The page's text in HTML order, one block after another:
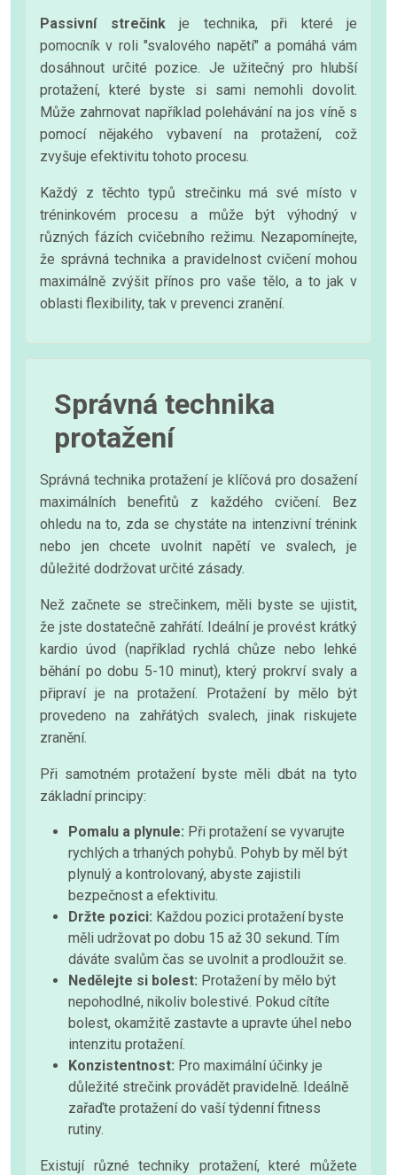
Passivní strečinkje technika, při které je
pomocník v roli "svalového napětí" a pomáhá vám
dosáhnout určité pozice. Je užitečný pro hlubší
protažení, které byste si sami nemohli dovolit.
Může zahrnovat například polehávání na jos víně s
pomocí nějakého vybavení na protažení, což
zvyšuje efektivitu tohoto procesu.
Každý z těchto typů strečinku má své místo v
tréninkovém procesu a může být výhodný v
různých fázích cvičebního režimu. Nezapomínejte,
že správná technika a pravidelnost cvičení mohou
maximálně zvýšit přínos pro vaše tělo, a to jak v
oblasti flexibility, tak v prevenci zranění.
Správná technika
protažení
Správná technika protažení je klíčová pro dosažení
maximálních benefitů z každého cvičení. Bez
ohledu na to, zda se chystáte na intenzivní trénink
nebo jen chcete uvolnit napětí ve svalech, je
důležité dodržovat určité zásady.
Než začnete se strečinkem, měli byste se ujistit,
že jste dostatečně zahřátí. Ideální je provést krátký
kardio úvod (například rychlá chůze nebo lehké
běhání po dobu 5-10 minut), který prokrví svaly a
připraví je na protažení. Protažení by mělo být
provedeno na zahřátých svalech, jinak riskujete
zranění.
Při samotném protažení byste měli dbát na tyto
základní principy:
Pomalu a plynule: Při protažení se vyvarujte
rychlých a trhaných pohybů. Pohyb by měl být
plynulý a kontrolovaný, abyste zajistili
bezpečnost a efektivitu.
Držte pozici: Každou pozici protažení byste
měli udržovat po dobu 15 až 30 sekund. Tím
dáváte svalům čas se uvolnit a prodloužit se.
Nedělejte si bolest: Protažení by mělo být
nepohodlné, nikoliv bolestivé. Pokud cítíte
bolest, okamžitě zastavte a upravte úhel nebo
intenzitu protažení.
Konzistentnost: Pro maximální účinky je
důležité strečink provádět pravidelně. Ideálně
zařaďte protažení do vaší týdenní fitness
rutiny.
Existují různé techniky protažení, které můžete